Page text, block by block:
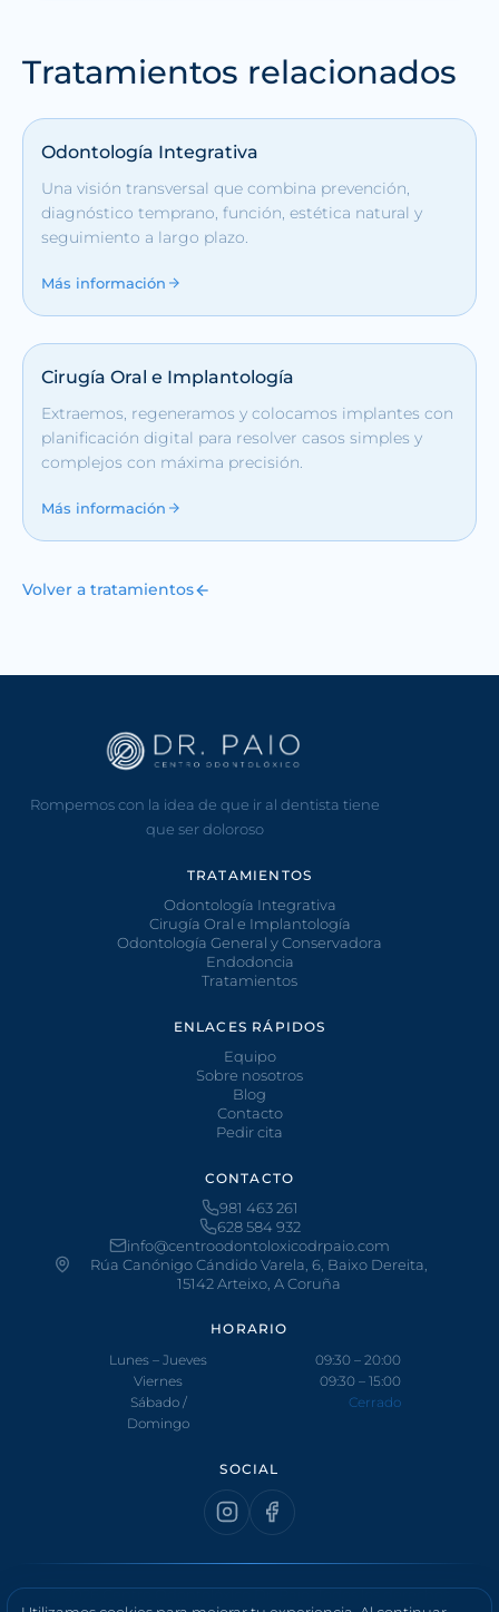
Tratamientos relacionados
Odontología Integrativa
Una visión transversal que combina prevención,
diagnóstico temprano, función, estética natural y
seguimiento a largo plazo.
Más información
Cirugía Oral e Implantología
Extraemos, regeneramos y colocamos implantes con
planificación digital para resolver casos simples y
complejos con máxima precisión.
Más información
Volver a tratamientos
Rompemos con la idea de que ir al dentista tiene
que ser doloroso
TRATAMIENTOS
Odontología Integrativa
Cirugía Oral e Implantología
Odontología General y Conservadora
Endodoncia
Tratamientos
ENLACES RÁPIDOS
Equipo
Sobre nosotros
Blog
Contacto
Pedir cita
CONTACTO
981 463 261
628 584 932
info@centroodontoloxicodrpaio.com
Rúa Canónigo Cándido Varela, 6, Baixo Dereita,
15142 Arteixo, A Coruña
HORARIO
Lunes – Jueves
09:30 – 20:00
Viernes
09:30 – 15:00
Sábado /
Domingo
Cerrado
SOCIAL
© 2026 Centro Odontolóxico Dr. Paio. Todos los derechos